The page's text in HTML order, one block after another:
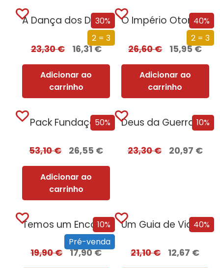
30%
2 = 3
A Dança dos Dragões (Edição especial limitada)
23,30€ 16,31€
Adicionar ao
carrinho
40%
2 = 3
O Império Otomano e a Conquista da Europa
26,60€ 15,95€
Adicionar ao
carrinho
50%
Pack Fundação
53,10€ 26,55 €
Adicionar ao
carrinho
10%
Deus da Guerra Edição com EDGES
23,30€ 20,97 €
10%
Pré-venda
Temos um Encontro (Outra Vez) – Edição com EDGES
19,90€ 17,90€
40%
Um Guia de Viagem Pela Idade Média
21,10€ 12,67 €